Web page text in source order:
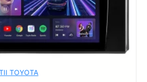
TOYOTA